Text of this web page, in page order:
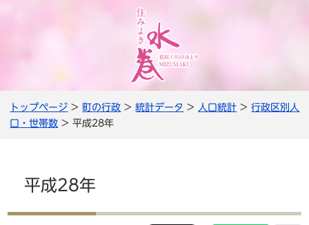
トップページ > 町の行政 >統計データ > 人口統計 >行政区別人
口・世帯数 > 平成28年
平成28年